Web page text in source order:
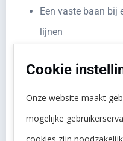
Een vaste baan bij
lijnen
Werkkleding,
kwaliteit
Vergoeding voor
Een 40-urige
Cookie
Onze website maakt
mogelijke